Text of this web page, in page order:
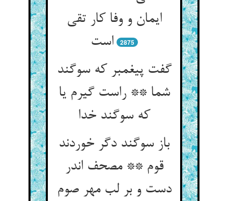
ایمان و وفا کار تقی
است‏
2875
گفت پیغمبر که سوگند
شما ** راست گیرم یا
که سوگند خدا
باز سوگند دگر خوردند
قوم ** مصحف اندر
دست و بر لب مهر صوم‏